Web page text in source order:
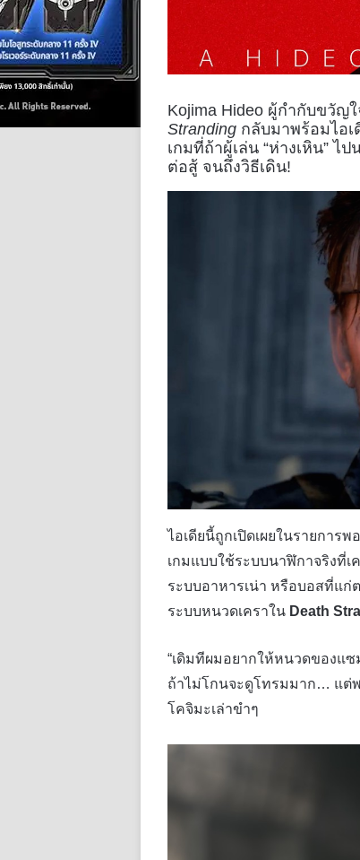
Kojima Hideo ผู้กำกับขวัญ
Stranding กลับมาพร้อมไอเ
เกมที่ถ้าผู้เล่น “ห่างเหิน” ไ
ต่อสู้ จนถึงวิธีเดิน!
ไอเดียนี้ถูกเปิดเผยในรายการ
เกมแบบใช้ระบบนาฬิกาจริงที่เ
ระบบอาหารเน่า หรือบอสที่แก่
ระบบหนวดเคราใน Death
“เดิมทีผมอยากให้หนวดของแ
ถ้าไม่โกนจะดูโทรมมาก… แต่
โคจิมะเล่าขำๆ